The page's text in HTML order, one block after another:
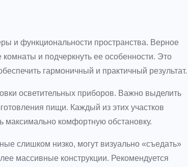
и функциональности пространства. Верное
и подчеркнуть ее особенности. Это
гармоничный и практичный результат.
осветительных приборов. Важно выделить
пищи. Каждый из этих участков
максимально комфортную обстановку.
слишком низко, могут визуально «съедать»
массивные конструкции. Рекомендуется